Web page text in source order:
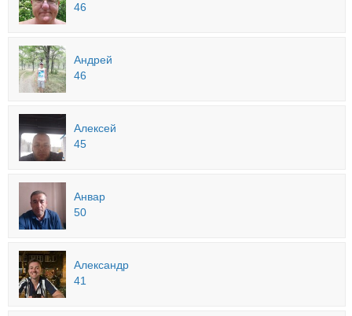
46
Андрей
46
Алексей
45
Анвар
50
Александр
41